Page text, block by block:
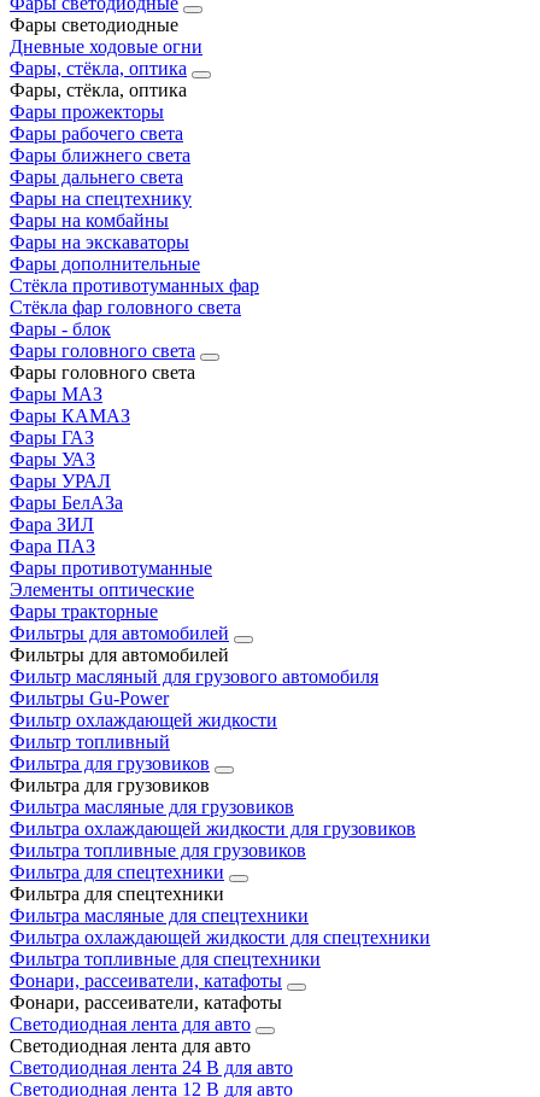
Фары светодиодные
Дневные ходовые огни
Фары, стёкла, оптика
Фары, стёкла, оптика
Фары прожекторы
Фары рабочего света
Фары ближнего света
Фары дальнего света
Фары на спецтехнику
Фары на комбайны
Фары на экскаваторы
Фары дополнительные
Стёкла противотуманных фар
Стёкла фар головного света
Фары - блок
Фары головного света
Фары головного света
Фары МАЗ
Фары КАМАЗ
Фары ГАЗ
Фары УАЗ
Фары УРАЛ
Фары БелАЗа
Фара ЗИЛ
Фара ПАЗ
Фары противотуманные
Элементы оптические
Фары тракторные
Фильтры для автомобилей
Фильтры для автомобилей
Фильтр масляный для грузового автомобиля
Фильтры Gu-Power
Фильтр охлаждающей жидкости
Фильтр топливный
Фильтра для грузовиков
Фильтра для грузовиков
Фильтра масляные для грузовиков
Фильтра охлаждающей жидкости для грузовиков
Фильтра топливные для грузовиков
Фильтра для спецтехники
Фильтра для спецтехники
Фильтра масляные для спецтехники
Фильтра охлаждающей жидкости для спецтехники
Фильтра топливные для спецтехники
Фонари, рассеиватели, катафоты
Фонари, рассеиватели, катафоты
Светодиодная лента для авто
Светодиодная лента для авто
Светодиодная лента 24 В для авто
Светодиодная лента 12 В для авто